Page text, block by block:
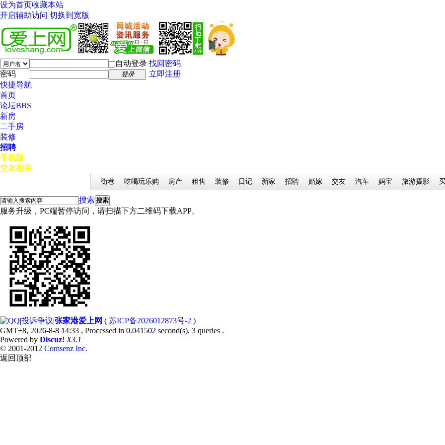
设为首页收藏本站
开启辅助访问 切换到宽版
自动登录 找回密码
密码
登录
立即注册
快捷导航
首页
论坛BBS
新房
二手房
装修
招聘
手机版
交友相亲
街巷 吃喝玩乐购 房产 租售 装修 日记 新家 招聘 婚嫁 交友 汽车 妈宝 旅游摄影
搜索 搜索
服务升级，PC端暂停访问，请扫描下方二维码下载APP。
|投诉争议|张家港爱上网 ( 苏ICP备2026012873号-2 )
GMT+8, 2026-8-8 14:33 , Processed in 0.041502 second(s), 3 queries .
Powered by Discuz! X3.1
© 2001-2012 Comsenz Inc.
返回顶部